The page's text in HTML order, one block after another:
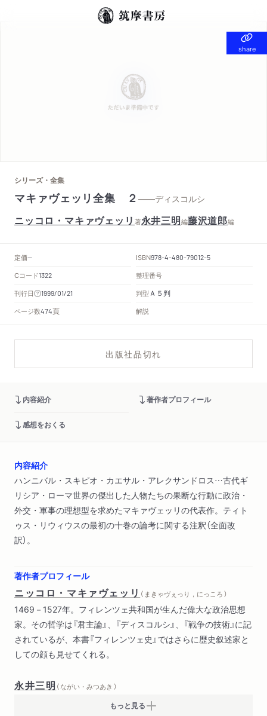
share
share
シリーズ・全集
マキァヴェッリ全集 ２ ——ディスコルシ
ニッコロ・マキァヴェッリ 著永井三明編藤沢道郎編
定価-- ISBN978-4-480-79012-5
Cコード1322
整理番号
刊行日
1999/01/21 判型 Ａ５判
ページ数474頁 解説
出版社品切れ
内容紹介 著作者プロフィール
感想をおくる
内容紹介
ハンニバル・スキピオ・カエサル・アレクサンドロス…古代ギ
リシア・ローマ世界の傑出した人物たちの果断な行動に政治・
外交・軍事の理想型を求めたマキァヴェッリの代表作。ティト
ゥス・リウィウスの最初の十巻の論考に関する注釈（全面改
訳）。
著作者プロフィール
ニッコロ・マキァヴェッリ （ まきゃヴぇっり，にっころ ）
1469－1527年。フィレンツェ共和国が生んだ偉大な政治思想
家。その哲学は『君主論』、『ディスコルシ』、『戦争の技術』に記
されているが、本書『フィレンツェ史』ではさらに歴史叙述家と
しての顔も見せてくれる。
永井三明 （ ながい・みつあき ）
もっと見る